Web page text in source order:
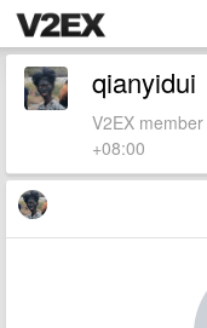
qianyidui
V2EX
+08:00